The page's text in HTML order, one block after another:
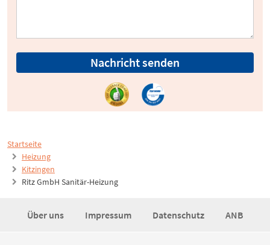
Startseite
Heizung
Kitzingen
Ritz GmbH Sanitär-Heizung
Nachricht senden
Über uns Impressum Datenschutz ANB